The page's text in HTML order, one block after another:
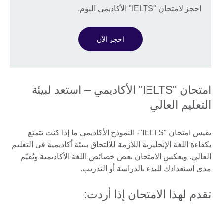
احجز لامتحان "IELTS" الأكاديمي اليوم.
احجز الآن
امتحان "IELTS" الأكاديمي – استعد لبيئة
التعليم العالي
يقيس امتحان "IELTS"- النموذج الأكاديمي ما إذا كنت تتمتع
بكفاءة اللغة الإنجليزية اللازمة للالتحاق ببيئة أكاديمية في التعليم
العالي. ويعكس الامتحان بعض خصائص اللغة الأكاديمية ويُقيّم
مدى استعدادك للبدء بالدراسة أو التدريب.
تقدم لهذا الامتحان إذا أردت: